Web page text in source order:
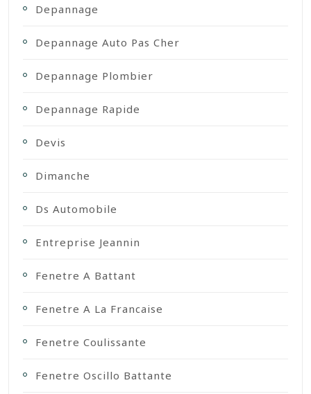
Depannage
Depannage Auto Pas Cher
Depannage Plombier
Depannage Rapide
Devis
Dimanche
Ds Automobile
Entreprise Jeannin
Fenetre A Battant
Fenetre A La Francaise
Fenetre Coulissante
Fenetre Oscillo Battante